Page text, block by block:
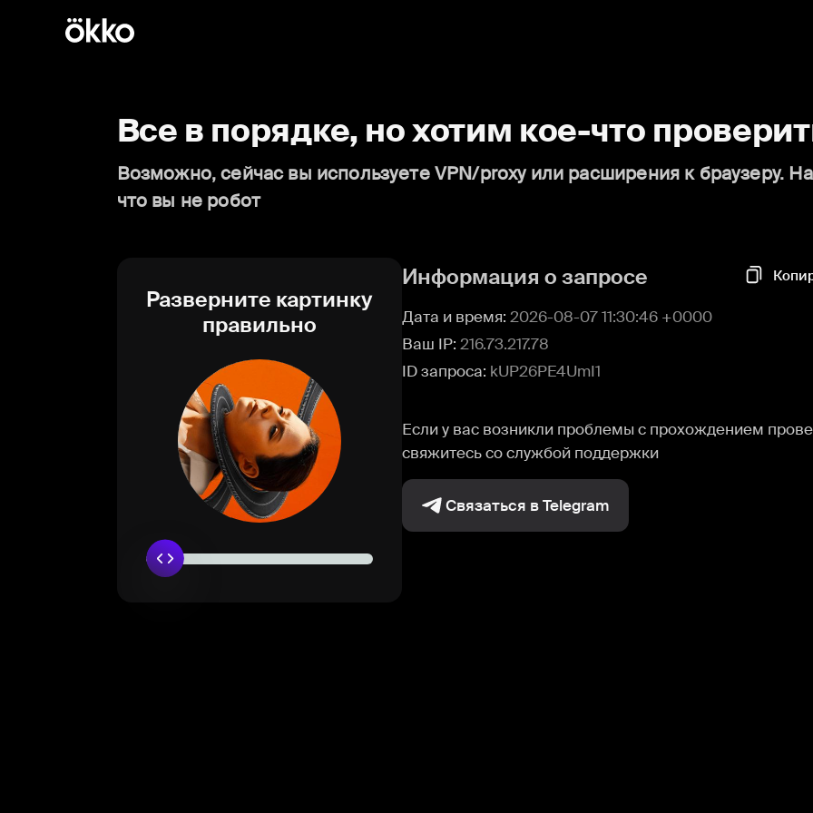
Все в порядке, но хотим кое-что
Возможно, сейчас вы используете VPN/proxy или расширения к браузеру.
что вы не робот
Разверните картинку
правильно
Информация о запросе
Дата и время: 2026-08-07 11:30:46 +0000
Ваш IP: 216.73.217.78
ID запроса: kUP26PE4UmI1
Если у вас возникли проблемы с прохождением
свяжитесь со службой поддержки
Связаться в Telegram